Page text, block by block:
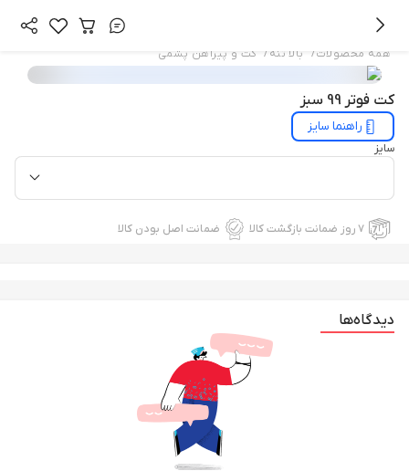
همه محصولات/ بالا تنه / کت و پیراهن پشمی
کت فوتر 99 سبز
راهنما سایز
سایز
۷ روز ضمانت بازگشت کالا ضمانت اصل بودن کالا
دیدگاه‌ها